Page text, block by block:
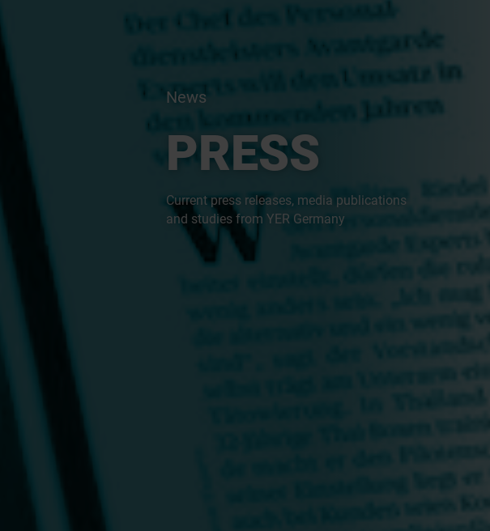
News
PRESS
Current press releases, media publications
and studies from YER Germany